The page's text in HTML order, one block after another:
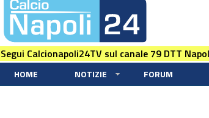
Segui Calcionapoli24TV sul canale 79 DTT
HOME NOTIZIE FORUM